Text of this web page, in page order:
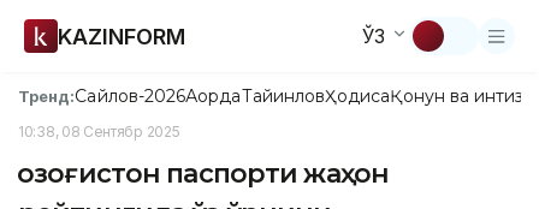
KAZINFORM ЎЗ
Тренд:Сайлов-2026АқордаТайинловҲодисаҚонун ва
10:38, 08 Сентябр 2025
Қозоғистон паспорти жаҳон